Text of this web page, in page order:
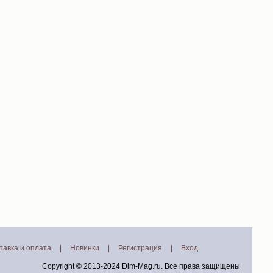
и оплата | Новинки | Регистрация | Вход
Copyright © 2013-2024 Dim-Mag.ru . Все права защищены